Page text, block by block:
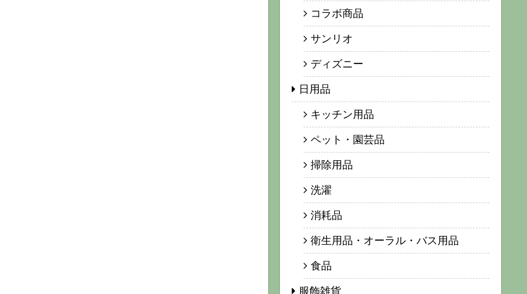
コラボ商品
サンリオ
ディズニー
日用品
キッチン用品
ペット・園芸品
掃除用品
洗濯
消耗品
衛生用品・オーラル・バス用品
食品
服飾雑貨